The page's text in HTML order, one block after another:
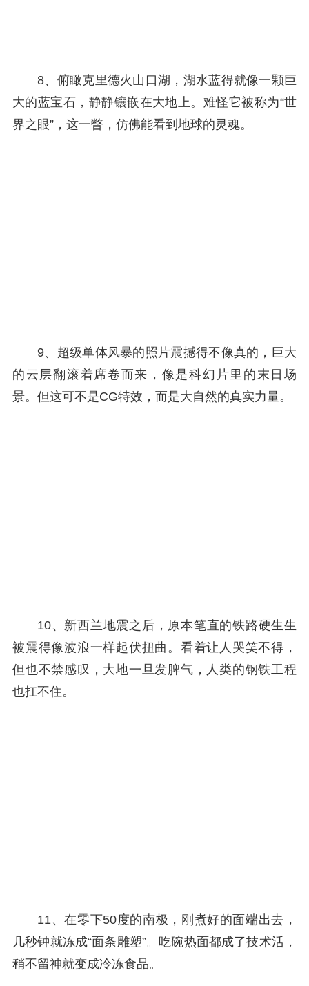
8、俯瞰克里德火山口湖，湖水蓝得就像一颗巨
大的蓝宝石，静静镶嵌在大地上。难怪它被称为“世
界之眼”，这一瞥，仿佛能看到地球的灵魂。
9、超级单体风暴的照片震撼得不像真的，巨大
的云层翻滚着席卷而来，像是科幻片里的末日场
景。但这可不是CG特效，而是大自然的真实力量。
10、新西兰地震之后，原本笔直的铁路硬生生
被震得像波浪一样起伏扭曲。看着让人哭笑不得，
但也不禁感叹，大地一旦发脾气，人类的钢铁工程
也扛不住。
11、在零下50度的南极，刚煮好的面端出去，
几秒钟就冻成“面条雕塑”。吃碗热面都成了技术活，
稍不留神就变成冷冻食品。